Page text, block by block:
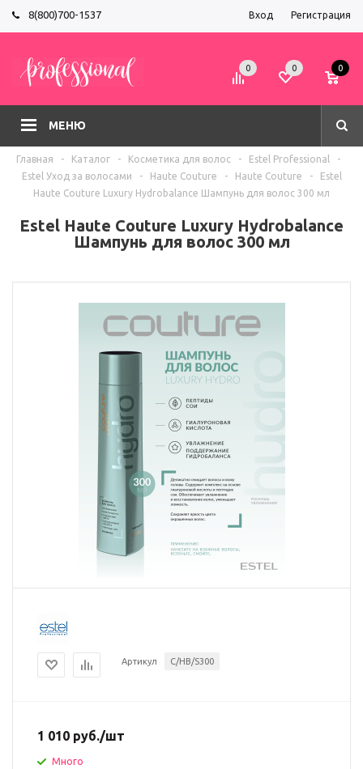
8(800)700-1537 Вход Регистрация
МЕНЮ
0 0 0
Главная - Каталог - Косметика для волос - Estel Professional
-
Estel Уход за волосами
- Haute Couture - Haute Couture -
Estel
Haute Couture Luxury Hydrobalance Шампунь для волос 300 мл
Estel Haute Couture Luxury Hydrobalance
Шампунь для волос 300 мл
Артикул C/HB/S300
1 010 руб./шт
Много